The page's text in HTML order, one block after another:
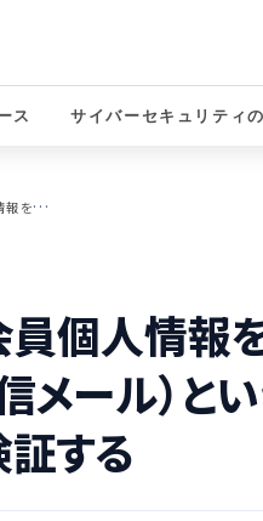
ス サイバーセキュリティ
【
楽天市場】より会員個人情報を更新できませんでした（自動配信メール）というメールがフィッシング詐欺か検証する
員個人情報
メール）と
する